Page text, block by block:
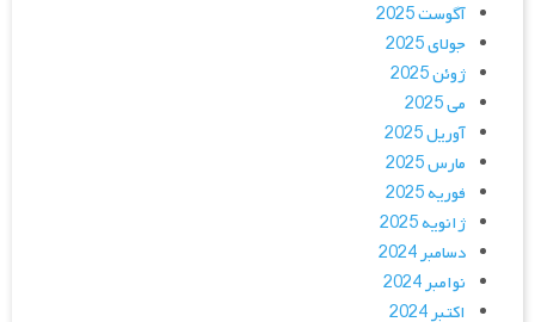
آگوست 2025
جولای 2025
ژوئن 2025
می 2025
آوریل 2025
مارس 2025
فوریه 2025
ژانویه 2025
دسامبر 2024
نوامبر 2024
اکتبر 2024